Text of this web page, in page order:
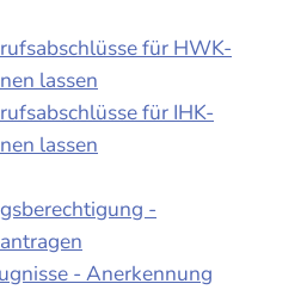
für HWK-
lassen
für IHK-
lassen
-
- Anerkennung